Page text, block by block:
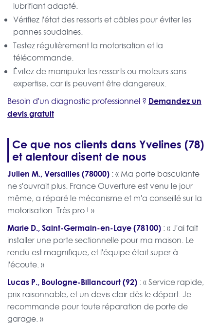
lubrifiant adapté.
Vérifiez l'état des ressorts et câbles pour éviter les
pannes soudaines.
Testez régulièrement la motorisation et la
télécommande.
Évitez de manipuler les ressorts ou moteurs sans
expertise, car ils peuvent être dangereux.
Besoin d'un diagnostic professionnel ? Demandez un
devis gratuit
Ce que nos clients dans Yvelines (78)
et alentour disent de nous
Julien M., Versailles (78000) : « Ma porte basculante
ne s'ouvrait plus. France Ouverture est venu le jour
même, a réparé le mécanisme et m'a conseillé sur la
motorisation. Très pro ! »
Marie D., Saint-Germain-en-Laye (78100) : « J'ai fait
installer une porte sectionnelle pour ma maison. Le
rendu est magnifique, et l'équipe était super à
l'écoute. »
Lucas P., Boulogne-Billancourt (92) : « Service rapide,
prix raisonnable, et un devis clair dès le départ. Je
recommande pour toute réparation de porte de
garage. »